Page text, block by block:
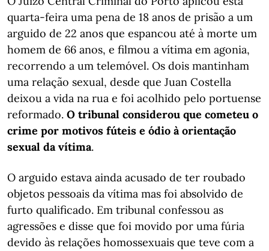
quarta-feira uma pena de 18 anos de prisão a um
arguido de 22 anos que espancou até à morte um
homem de 66 anos, e filmou a vítima em agonia,
recorrendo a um telemóvel. Os dois mantinham
uma relação sexual, desde que Juan Costella
deixou a vida na rua e foi acolhido pelo portuense
reformado. O tribunal considerou que cometeu o
crime por motivos fúteis e ódio à orientação
sexual da vítima.
O arguido estava ainda acusado de ter roubado
objetos pessoais da vítima mas foi absolvido de
furto qualificado. Em tribunal confessou as
agressões e disse que foi movido por uma fúria
devido às relações homossexuais que teve com a